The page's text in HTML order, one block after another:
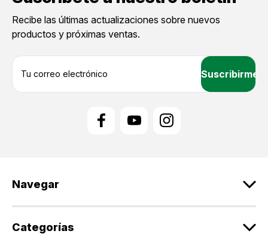
Recibe las últimas actualizaciones sobre nuevos
productos y próximas ventas.
e
r
Navegar
Categorías